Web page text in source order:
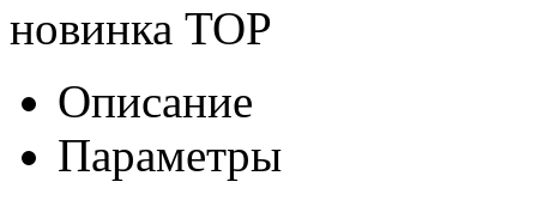
новинка TOP
Описание
Параметры